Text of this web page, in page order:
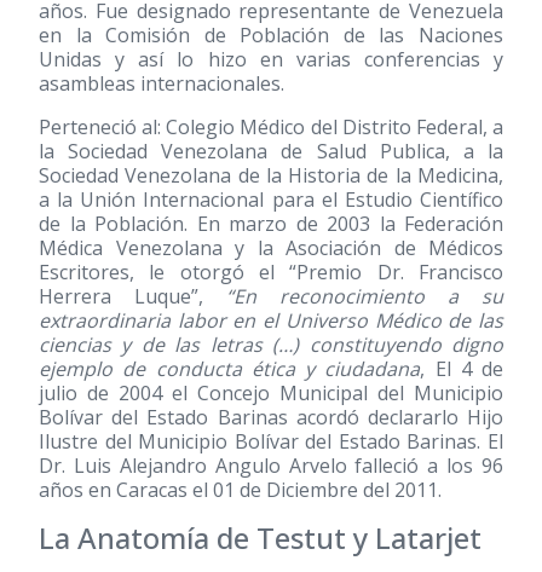
años. Fue designado representante de Venezuela
en la Comisión de Población de las Naciones
Unidas y así lo hizo en varias conferencias y
asambleas internacionales.
Perteneció al: Colegio Médico del Distrito Federal, a
la Sociedad Venezolana de Salud Publica, a la
Sociedad Venezolana de la Historia de la Medicina,
a la Unión Internacional para el Estudio Científico
de la Población. En marzo de 2003 la Federación
Médica Venezolana y la Asociación de Médicos
Escritores, le otorgó el “Premio Dr. Francisco
Herrera Luque”, “En reconocimiento a su
extraordinaria labor en el Universo Médico de las
ciencias y de las letras (…) constituyendo digno
ejemplo de conducta ética y ciudadana, El 4 de
julio de 2004 el Concejo Municipal del Municipio
Bolívar del Estado Barinas acordó declararlo Hijo
Ilustre del Municipio Bolívar del Estado Barinas. El
Dr. Luis Alejandro Angulo Arvelo falleció a los 96
años en Caracas el 01 de Diciembre del 2011.
La Anatomía de Testut y Latarjet